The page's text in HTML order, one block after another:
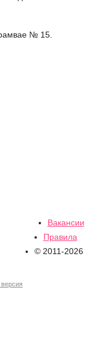
№ 15.
Вакансии
Правила
© 2011-2026